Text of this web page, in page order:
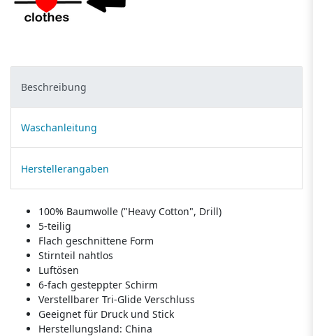
Beschreibung
Waschanleitung
Herstellerangaben
100% Baumwolle ("Heavy Cotton", Drill)
5-teilig
Flach geschnittene Form
Stirnteil nahtlos
Luftösen
6-fach gesteppter Schirm
Verstellbarer Tri-Glide Verschluss
Geeignet für Druck und Stick
Herstellungsland: China